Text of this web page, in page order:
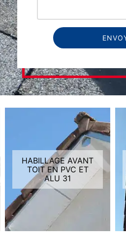
HABILLAGE AVANT
TOIT EN PVC ET
ALU 31